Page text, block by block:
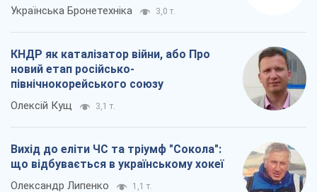
Українська Бронетехніка 3,0 т.
КНДР як каталізатор війни, або Про
новий етап російсько-
північнокорейського союзу
Олексій Кущ 3,1 т.
Вихід до еліти ЧС та тріумф "Сокола":
що відбувається в українському хокеї
Олександр Липенко 1,1 т.